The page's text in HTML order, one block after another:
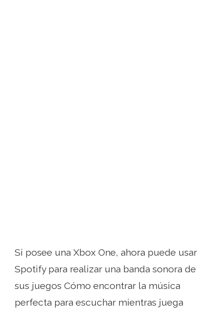
Si posee una Xbox One, ahora puede usar
Spotify para realizar una banda sonora de
sus juegos Cómo encontrar la música
perfecta para escuchar mientras juega